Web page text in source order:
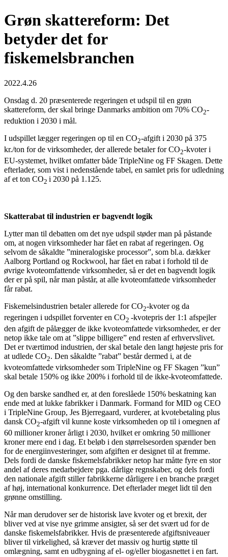
Grøn skattereform: Det
betyder det for
fiskemelsbranchen
2022.4.26
Onsdag d. 20 præsenterede regeringen et udspil til en grøn
skattereform, der skal bringe Danmarks ambition om 70% CO2-
reduktion i 2030 i mål.
I udspillet lægger regeringen op til en CO2-afgift i 2030 på 375
kr./ton for de virksomheder, der allerede betaler for CO2-kvoter i
EU-systemet, hvilket omfatter både TripleNine og FF Skagen. Dette
efterlader, som vist i nedenstående tabel, en samlet pris for udledning
af et ton CO2 i 2030 på 1.125.
Skatterabat til industrien er bagvendt logik
Lytter man til debatten om det nye udspil støder man på påstande
om, at nogen virksomheder har fået en rabat af regeringen. Og
selvom de såkaldte ”mineralogiske processor”, som bl.a. dækker
Aalborg Portland og Rockwool, har fået en rabat i forhold til de
øvrige kvoteomfattende virksomheder, så er det en bagvendt logik
der er på spil, når man påstår, at alle kvoteomfattede virksomheder
får rabat.
Fiskemelsindustrien betaler allerede for CO2-kvoter og da
regeringen i udspillet forventer en CO2 -kvotepris der 1:1 afspejler
den afgift de pålægger de ikke kvoteomfattede virksomheder, er der
netop ikke tale om at ”slippe billigere” end resten af erhvervslivet.
Det er tværtimod industrien, der skal betale den langt højeste pris for
at udlede CO2. Den såkaldte ”rabat” består dermed i, at de
kvoteomfattede virksomheder som TripleNine og FF Skagen ”kun”
skal betale 150% og ikke 200% i forhold til de ikke-kvoteomfattede.
Og den barske sandhed er, at den foreslåede 150% beskatning kan
ende med at lukke fabrikker i Danmark. Formand for MID og CEO
i TripleNine Group, Jes Bjerregaard, vurderer, at kvotebetaling plus
dansk CO2-afgift vil kunne koste virksomheden op til i omegnen af
60 millioner kroner årligt i 2030, hvilket er omkring 50 millioner
kroner mere end i dag. Et beløb i den størrelsesorden spænder ben
for de energiinvesteringer, som afgiften er designet til at fremme.
Dels fordi de danske fiskemelsfabrikker netop har måtte fyre en stor
andel af deres medarbejdere pga. dårlige regnskaber, og dels fordi
den nationale afgift stiller fabrikkerne dårligere i en branche præget
af høj, international konkurrence. Det efterlader meget lidt til den
grønne omstilling.
Når man derudover ser de historisk lave kvoter og et brexit, der
bliver ved at vise nye grimme ansigter, så ser det svært ud for de
danske fiskemelsfabrikker. Hvis de præsenterede afgiftsniveauer
bliver til virkelighed, så kræver det massiv og hurtig støtte til
omlægning, samt en udbygning af el- og/eller biogasnettet i en fart.